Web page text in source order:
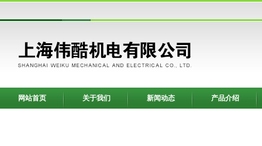
网站首页 关于我们 新闻动态 产品介绍